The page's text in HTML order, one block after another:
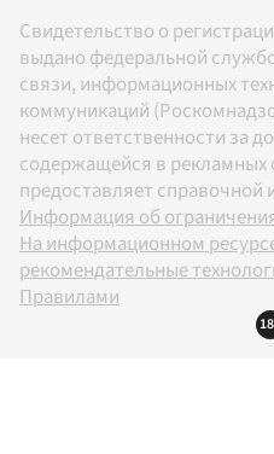
Свидетельство о
выдано федеральной
связи, информационных
коммуникаций
несет ответственности за
содержащейся в рекламных
предоставляет
Информация об
На информационном
рекомендательные
Правилами